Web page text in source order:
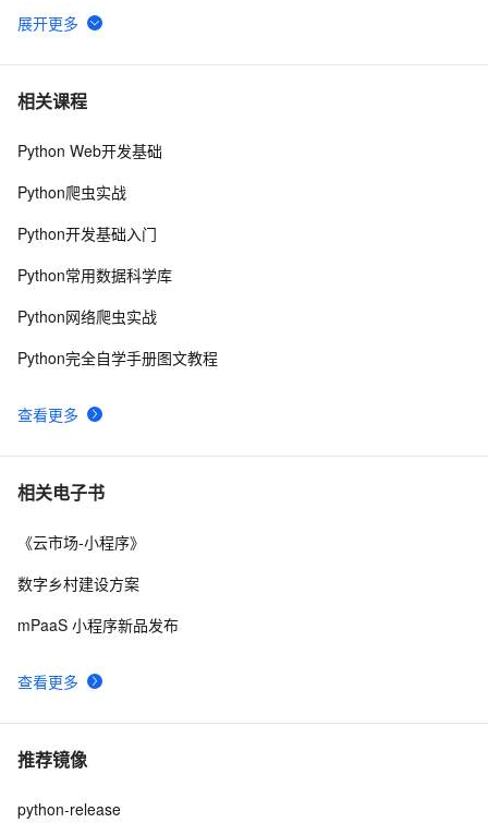
6 python_list
7 Python之计算24点
8 Python中的find()和count()方法详解
取二维码里的链接
10python网络编程初级
相关课程
查看更多
Python Web开发基础
Python爬虫实战
Python开发基础入门
Python常用数据科学库
Python网络爬虫实战
Python完全自学手册图文教程
相关电子书
查看更多
《云市场-小程序》
数字乡村建设方案
mPaaS 小程序新品发布
推荐镜像
python-release